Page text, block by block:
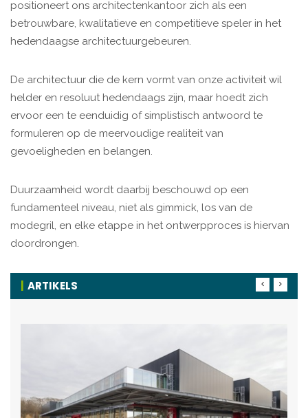
positioneert ons architectenkantoor zich als een
betrouwbare, kwalitatieve en competitieve speler in het
hedendaagse architectuurgebeuren.
De architectuur die de kern vormt van onze activiteit wil
helder en resoluut hedendaags zijn, maar hoedt zich
ervoor een te eenduidig of simplistisch antwoord te
formuleren op de meervoudige realiteit van
gevoeligheden en belangen.
Duurzaamheid wordt daarbij beschouwd op een
fundamenteel niveau, niet als gimmick, los van de
modegril, en elke etappe in het ontwerpproces is hiervan
doordrongen.
ARTIKELS